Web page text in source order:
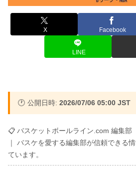
X Facebook
LINE
🕐 公開日時: 2026/07/06 05:00 JST
📋 バスケットボールライン.com 編集部
｜ バスケを愛する編集部が信頼できる
ています。